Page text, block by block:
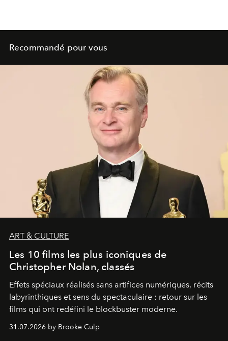
Recommandé pour vous
ART & CULTURE
Les 10 films les plus iconiques de
Christopher Nolan, classés
Effets spéciaux réalisés sans artifices numériques, récits
labyrinthiques et sens du spectaculaire : retour sur les
films qui ont redéfini le blockbuster moderne.
31.07.2026 by Brooke Culp